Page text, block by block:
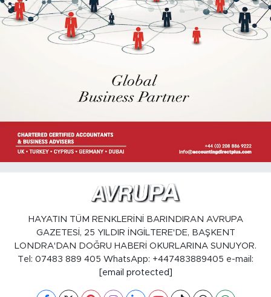
HAYATIN TÜM RENKLERİNİ BARINDIRAN AVRUPA
GAZETESİ, 25 YILDIR İNGİLTERE'DE, BAŞKENT
LONDRA'DAN DOĞRU HABERİ OKURLARINA SUNUYOR.
Tel: 07483 889 405 WhatsApp: +447483889405 e-mail:
[email protected]